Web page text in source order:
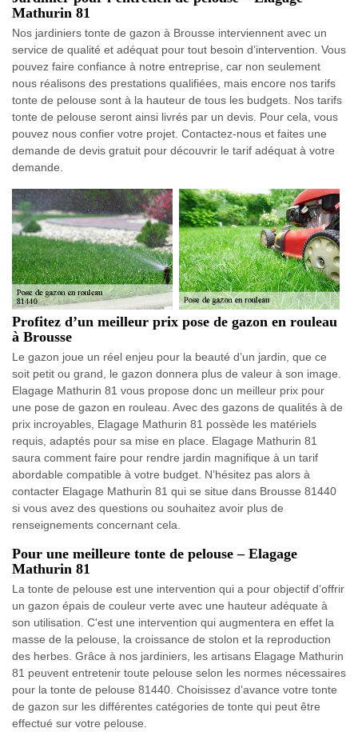
Mathurin 81
Nos jardiniers tonte de gazon à Brousse interviennent avec un
service de qualité et adéquat pour tout besoin d’intervention. Vous
pouvez faire confiance à notre entreprise, car non seulement
nous réalisons des prestations qualifiées, mais encore nos tarifs
tonte de pelouse sont à la hauteur de tous les budgets. Nos tarifs
tonte de pelouse seront ainsi livrés par un devis. Pour cela, vous
pouvez nous confier votre projet. Contactez-nous et faites une
demande de devis gratuit pour découvrir le tarif adéquat à votre
demande.
Profitez d’un meilleur prix pose de gazon en rouleau
à Brousse
Le gazon joue un réel enjeu pour la beauté d’un jardin, que ce
soit petit ou grand, le gazon donnera plus de valeur à son image.
Elagage Mathurin 81 vous propose donc un meilleur prix pour
une pose de gazon en rouleau. Avec des gazons de qualités à de
prix incroyables, Elagage Mathurin 81 possède les matériels
requis, adaptés pour sa mise en place. Elagage Mathurin 81
saura comment faire pour rendre jardin magnifique à un tarif
abordable compatible à votre budget. N’hésitez pas alors à
contacter Elagage Mathurin 81 qui se situe dans Brousse 81440
si vous avez des questions ou souhaitez avoir plus de
renseignements concernant cela.
Pour une meilleure tonte de pelouse – Elagage
Mathurin 81
La tonte de pelouse est une intervention qui a pour objectif d’offrir
un gazon épais de couleur verte avec une hauteur adéquate à
son utilisation. C'est une intervention qui augmentera en effet la
masse de la pelouse, la croissance de stolon et la reproduction
des herbes. Grâce à nos jardiniers, les artisans Elagage Mathurin
81 peuvent entretenir toute pelouse selon les normes nécessaires
pour la tonte de pelouse 81440. Choisissez d’avance votre tonte
de gazon sur les différentes catégories de tonte qui peut être
effectué sur votre pelouse.